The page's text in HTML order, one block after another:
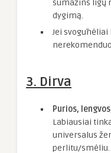
sumažins ligų
dygimą.
Jei
3. Dirva
Purios,
Labiausiai
universalus
perlitu/smėliu.